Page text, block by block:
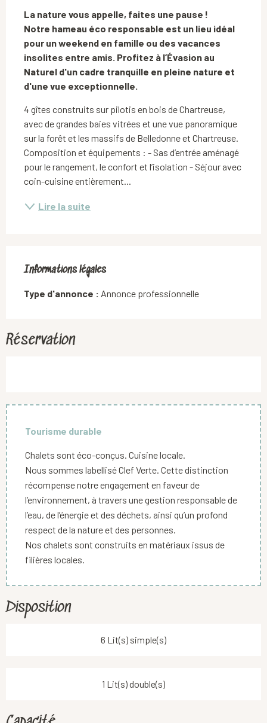
La nature vous appelle, faites une pause !
Notre hameau éco responsable est un lieu idéal
pour un weekend en famille ou des vacances
insolites entre amis. Profitez à l’Évasion au
Naturel d'un cadre tranquille en pleine nature et
d'une vue exceptionnelle.
4 gîtes construits sur pilotis en bois de Chartreuse,
avec de grandes baies vitrées et une vue panoramique
sur la forêt et les massifs de Belledonne et Chartreuse.
Composition et équipements : - Sas d’entrée aménagé
pour le rangement, le confort et l’isolation - Séjour avec
coin-cuisine entièrement...
Lire la suite
Informations légales
Informations légales
Type d'annonce : Annonce professionnelle
Réservation
Tourisme durable
Chalets sont éco-conçus. Cuisine locale.
Nous sommes labellisé Clef Verte. Cette distinction
récompense notre engagement en faveur de
l’environnement, à travers une gestion responsable de
l’eau, de l’énergie et des déchets, ainsi qu’un profond
respect de la nature et des personnes.
Nos chalets sont construits en matériaux issus de
filières locales.
Disposition
6 Lit(s) simple(s)
1 Lit(s) double(s)